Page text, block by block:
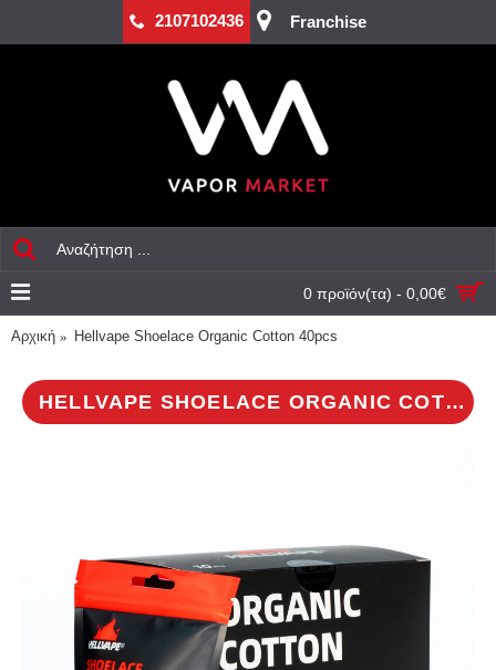
2107102436 Franchise
0 προϊόν(τα) - 0,00€
Αρχική Hellvape Shoelace Organic Cotton 40pcs
HELLVAPE SHOELACE ORGANIC COTTON 40PCS